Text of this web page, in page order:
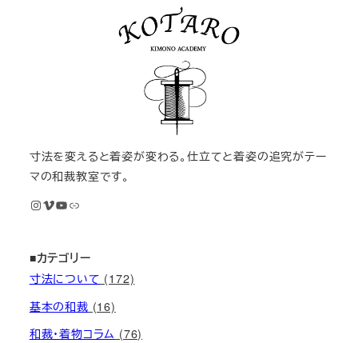
寸法を変えると着姿が変わる。仕立てと着姿の追究がテー
マの和裁教室です。
InstagramVimeo YouTube M KIMONOオンライン和裁教室
■カテゴリー
寸法について (172)
基本の和裁 (16)
和裁・着物コラム (76)